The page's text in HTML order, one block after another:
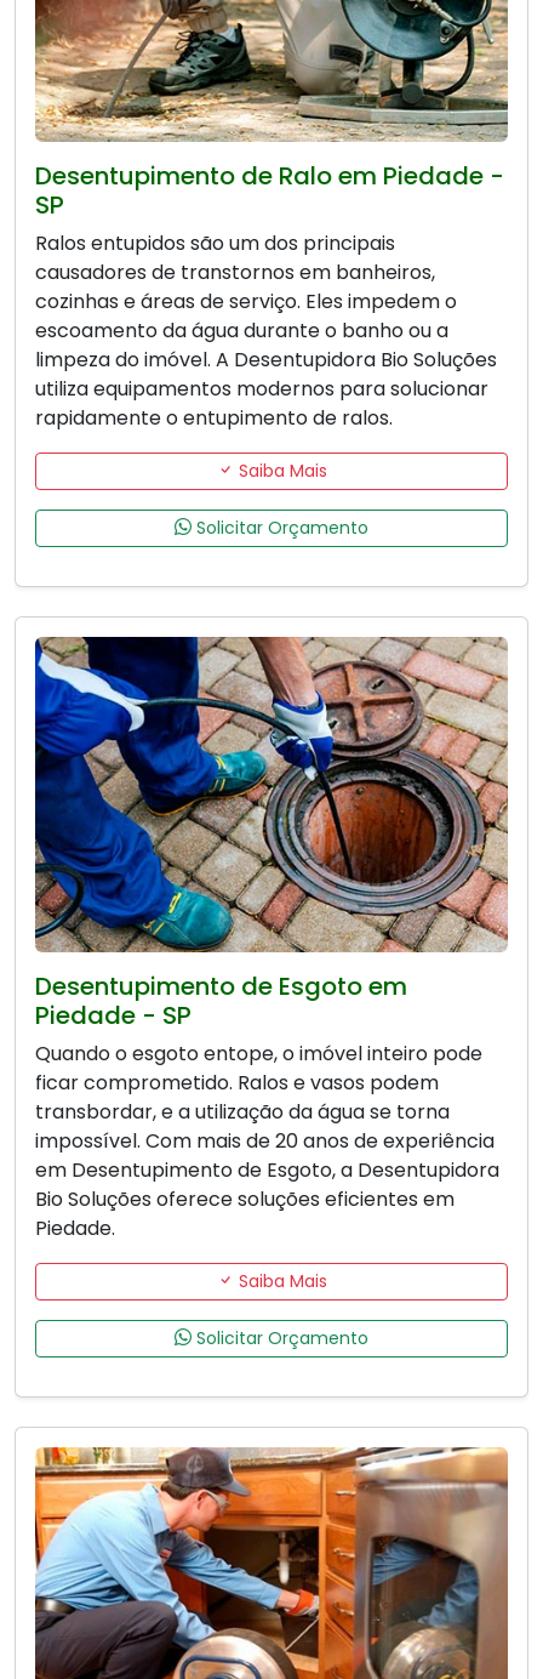
Desentupimento de Ralo em Piedade -
SP
Ralos entupidos são um dos principais
causadores de transtornos em banheiros,
cozinhas e áreas de serviço. Eles impedem o
escoamento da água durante o banho ou a
limpeza do imóvel. A Desentupidora Bio Soluções
utiliza equipamentos modernos para solucionar
rapidamente o entupimento de ralos.
Saiba Mais
Solicitar Orçamento
Desentupimento de Esgoto em
Piedade - SP
Quando o esgoto entope, o imóvel inteiro pode
ficar comprometido. Ralos e vasos podem
transbordar, e a utilização da água se torna
impossível. Com mais de 20 anos de experiência
em Desentupimento de Esgoto, a Desentupidora
Bio Soluções oferece soluções eficientes em
Piedade.
Saiba Mais
Solicitar Orçamento